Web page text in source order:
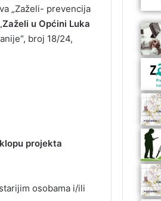
„Zaželi- prevencija
„Zaželi u Općini Luka
broj 18/24,
projekta
osobama i/ili